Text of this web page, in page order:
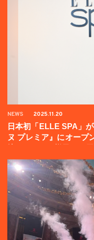
NEWS 2025.11.20
日本初「ELLE SPA」
ヌ プレミア』にオープ